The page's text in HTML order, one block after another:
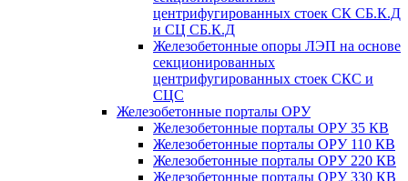
центрифугированных стоек СК СБ.К.Д
и СЦ СБ.К.Д
Железобетонные опоры ЛЭП на основе
секционированных
центрифугированных стоек СКС и
СЦС
Железобетонные порталы ОРУ
Железобетонные порталы ОРУ 35 КВ
Железобетонные порталы ОРУ 110 КВ
Железобетонные порталы ОРУ 220 КВ
Железобетонные порталы ОРУ 330 КВ